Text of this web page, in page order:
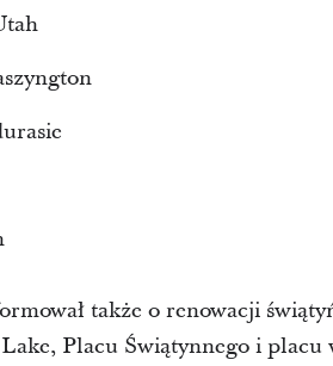
także o renowacji
Placu Świątynnego i